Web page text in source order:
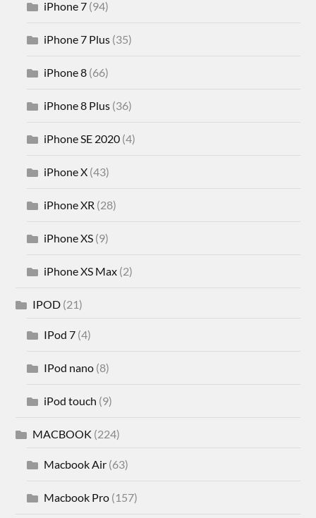
iPhone 7 (94)
iPhone 7 Plus (35)
iPhone 8 (66)
iPhone 8 Plus (36)
iPhone SE 2020 (4)
iPhone X (43)
iPhone XR (28)
iPhone XS (9)
iPhone XS Max (2)
IPOD (21)
IPod 7 (4)
IPod nano (8)
iPod touch (9)
MACBOOK (224)
Macbook Air (63)
Macbook Pro (157)